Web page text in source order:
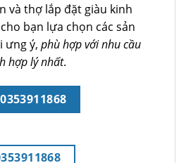
và thợ lắp đặt giàu kinh
bạn lựa chọn các sản
ưng ý, phù hợp với nhu cầu
hợp lý nhất.